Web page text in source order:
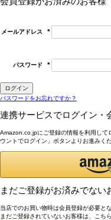
メールアドレス
(必
パスワード
ログイン
パスワードをお忘れですか？
連携サービスでログイン・
Amazon.co.jpにご登録の情報を利用して
ウントでログイン」ボタンよりお進みくだ
まだご登録がお済みでない
当店でのお買い物時は会員登録が必要とな
まだご登録されていないお客様は、こち